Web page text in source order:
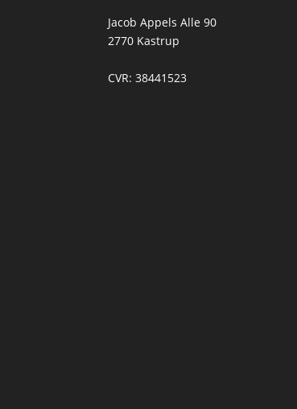
Jacob Appels Alle 90
2770 Kastrup
CVR: 38441523